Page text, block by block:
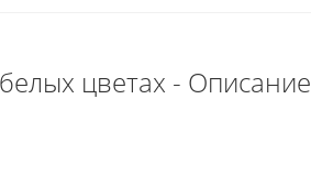
цветах - Описание